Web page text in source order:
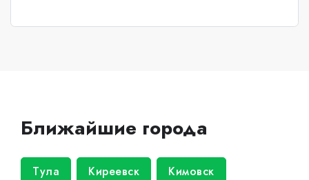
Ближайшие города
Тула Киреевск Кимовск